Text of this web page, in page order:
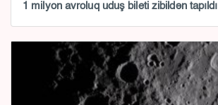
1 milyon avroluq uduş bileti zibildən tapıldı